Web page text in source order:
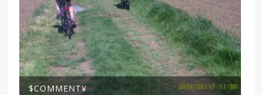
$COMMENT¥